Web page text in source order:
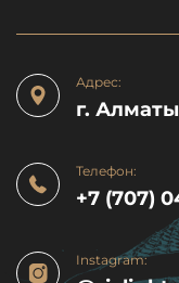
Адрес:
г.
Телефон:
+7 (707)
Instagram: